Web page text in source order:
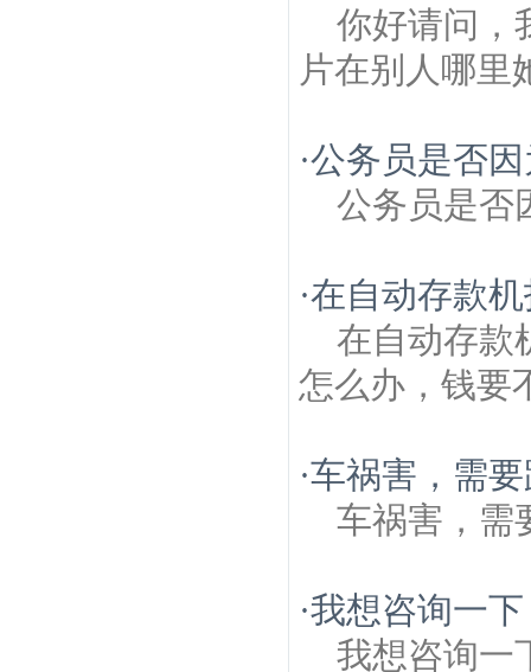
你好请问，
片在别人哪里
·公务员是否
公务员是否
·在自动存款
在自动存款
怎么办，钱要
·车祸害，需
车祸害，需
·我想咨询一
我想咨询一